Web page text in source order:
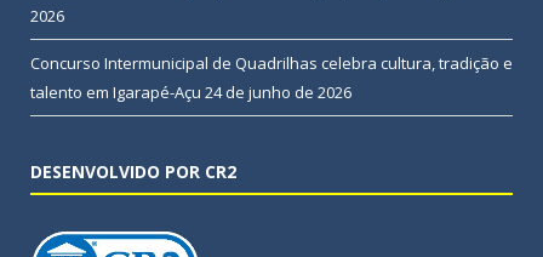
2026
Concurso Intermunicipal de Quadrilhas celebra cultura, tradição e
talento em Igarapé-Açu 24 de junho de 2026
DESENVOLVIDO POR CR2